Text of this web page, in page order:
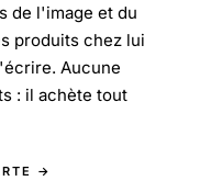
de l'image et du
produits chez lui
Aucune
: il achète tout
→